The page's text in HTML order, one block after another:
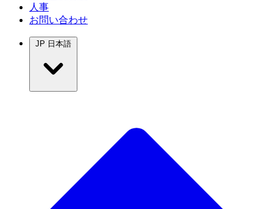
人事
お問い合わせ
JP 日本語